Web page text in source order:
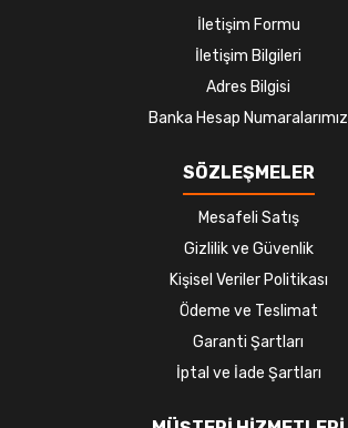
İletişim Formu
İletişim Bilgileri
Adres Bilgisi
Banka Hesap Numaralarımız
SÖZLEŞMELER
Mesafeli Satış
Gizlilik ve Güvenlik
Kişisel Veriler Politikası
Ödeme ve Teslimat
Garanti Şartları
İptal ve İade Şartları